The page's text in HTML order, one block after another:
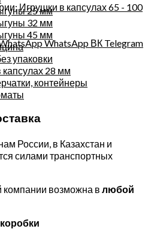
25 мм
32 мм
45 мм
упаковки
28 мм
контейнеры
Игрушки в капсулах 65 - 100
WhatsApp ВК Telegram
России, в Казахстан и
силами транспортных
компании возможна в любой